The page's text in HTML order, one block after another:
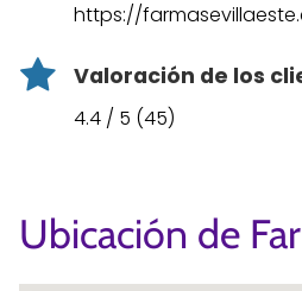
https://
Valoración de los
4.4 / 5 (45)
Ubicación de